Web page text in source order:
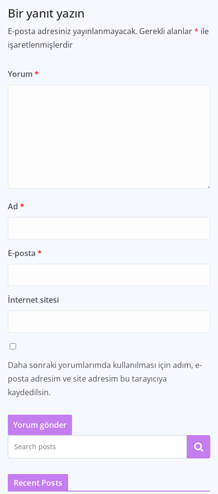
Bir yanıt yazın
E-posta adresiniz yayınlanmayacak. Gerekli alanlar* ile
işaretlenmişlerdir
Yorum *
Ad *
E-posta *
İnternet sitesi
Daha sonraki yorumlarımda kullanılması için adım, e-
posta adresim ve site adresim bu tarayıcıya
kaydedilsin.
Ara
Recent Posts